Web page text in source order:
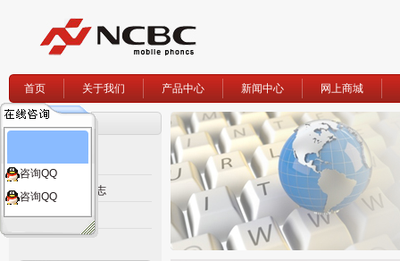
首页 关于我们 产品中心 新闻中心 网上商城
咨询QQ
咨询QQ
下载中心
软件下载
《零距离》杂志
资料下载